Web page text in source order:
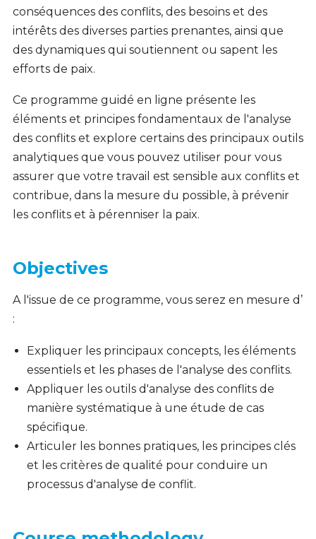
conséquences des conflits, des besoins et des
intérêts des diverses parties prenantes, ainsi que
des dynamiques qui soutiennent ou sapent les
efforts de paix.
Ce programme guidé en ligne présente les
éléments et principes fondamentaux de l'analyse
des conflits et explore certains des principaux outils
analytiques que vous pouvez utiliser pour vous
assurer que votre travail est sensible aux conflits et
contribue, dans la mesure du possible, à prévenir
les conflits et à pérenniser la paix.
Objectives
A l'issue de ce programme, vous serez en mesure d’
:
Expliquer les principaux concepts, les éléments
essentiels et les phases de l'analyse des conflits.
Appliquer les outils d'analyse des conflits de
manière systématique à une étude de cas
spécifique.
Articuler les bonnes pratiques, les principes clés
et les critères de qualité pour conduire un
processus d'analyse de conflit.